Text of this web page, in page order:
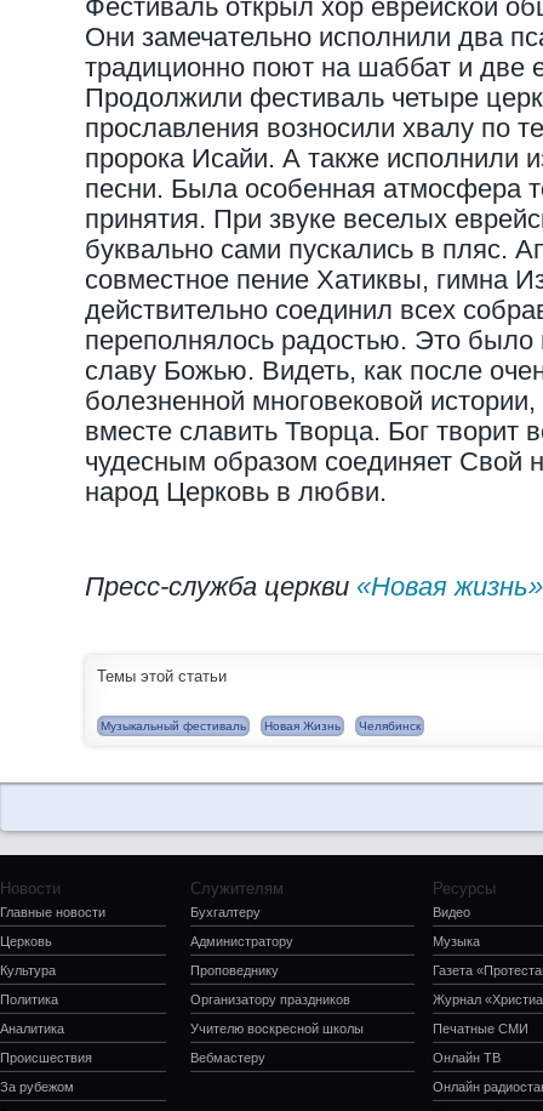
Фестиваль открыл хор еврейской
Они замечательно исполнили два
традиционно поют на шаббат и две
Продолжили фестиваль четыре
прославления возносили хвалу по
пророка Исайи. А также исполнили
песни. Была особенная атмосфера
принятия. При звуке веселых
буквально сами пускались в пляс.
совместное пение Хатиквы, гимна
действительно соединил всех
переполнялось радостью. Это
славу Божью. Видеть, как после
болезненной многовековой
вместе славить Творца. Бог творит
чудесным образом соединяет Свой
народ Церковь в любви.
Пресс-служба церкви «Новая жизнь»
Темы этой статьи
Музыкальный фестиваль Новая Жизнь Челябинск
Новости
Главные новости
Церковь
Культура
Политика
Аналитика
Происшествия
За рубежом
Служителям
Бухгалтеру
Администратору
Проповеднику
Организатору праздников
Учителю воскресной школы
Вебмастеру
Ресурсы
Видео
Музыка
Газета
Журнал
Печатные СМИ
Онлайн ТВ
Онлайн